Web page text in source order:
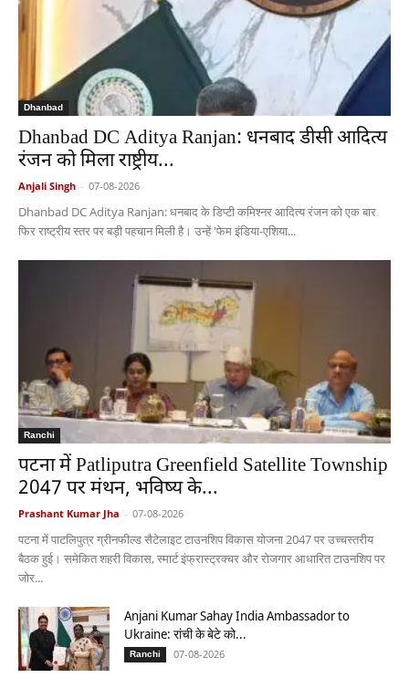
Dhanbad
Dhanbad DC Aditya Ranjan: धनबाद डीसी आदित्य
रंजन को मिला राष्ट्रीय...
Anjali Singh - 07-08-2026
Dhanbad DC Aditya Ranjan: धनबाद के डिप्टी कमिश्नर आदित्य रंजन को एक बार
फिर राष्ट्रीय स्तर पर बड़ी पहचान मिली है। उन्हें 'फेम इंडिया-एशिया...
Ranchi
पटना में Patliputra Greenfield Satellite Township
2047 पर मंथन, भविष्य के...
Prashant Kumar Jha - 07-08-2026
पटना में पाटलिपुत्र ग्रीनफील्ड सैटेलाइट टाउनशिप विकास योजना 2047 पर उच्चस्तरीय
बैठक हुई। समेकित शहरी विकास, स्मार्ट इंफ्रास्ट्रक्चर और रोजगार आधारित टाउनशिप पर
जोर...
Anjani Kumar Sahay India Ambassador to
Ukraine: रांची के बेटे को...
Ranchi 07-08-2026